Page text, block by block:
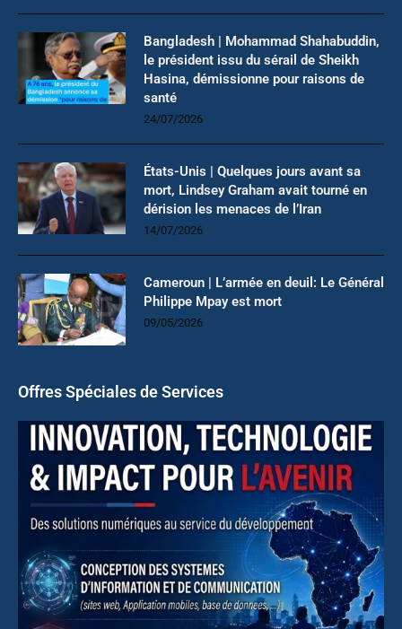
Bangladesh | Mohammad Shahabuddin,
le président issu du sérail de Sheikh
Hasina, démissionne pour raisons de
santé
24/07/2026
États-Unis | Quelques jours avant sa
mort, Lindsey Graham avait tourné en
dérision les menaces de l’Iran
14/07/2026
Cameroun | L’armée en deuil: Le Général
Philippe Mpay est mort
09/05/2026
Offres Spéciales de Services